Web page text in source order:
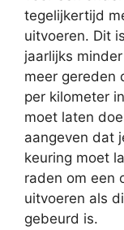
tegelijkertijd
uitvoeren. Dit
jaarlijks
meer gereden
per kilometer
moet laten
aangeven dat
keuring moet
raden om een
uitvoeren als
gebeurd is.